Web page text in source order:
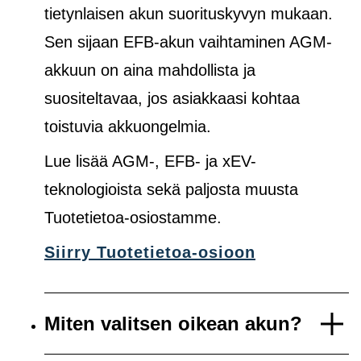
tietynlaisen akun suorituskyvyn mukaan.
Sen sijaan EFB-akun vaihtaminen AGM-
akkuun on aina mahdollista ja
suositeltavaa, jos asiakkaasi kohtaa
toistuvia akkuongelmia.
Lue lisää AGM-, EFB- ja xEV-
teknologioista sekä paljosta muusta
Tuotetietoa-osiostamme.
Siirry Tuotetietoa-osioon
Miten valitsen oikean akun?